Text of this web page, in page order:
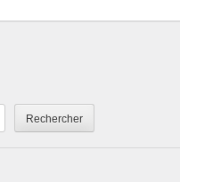
Rechercher